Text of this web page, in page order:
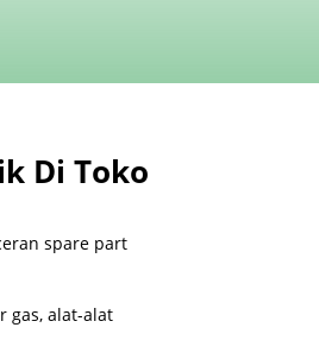
Di Toko
spare part
gas, alat-alat